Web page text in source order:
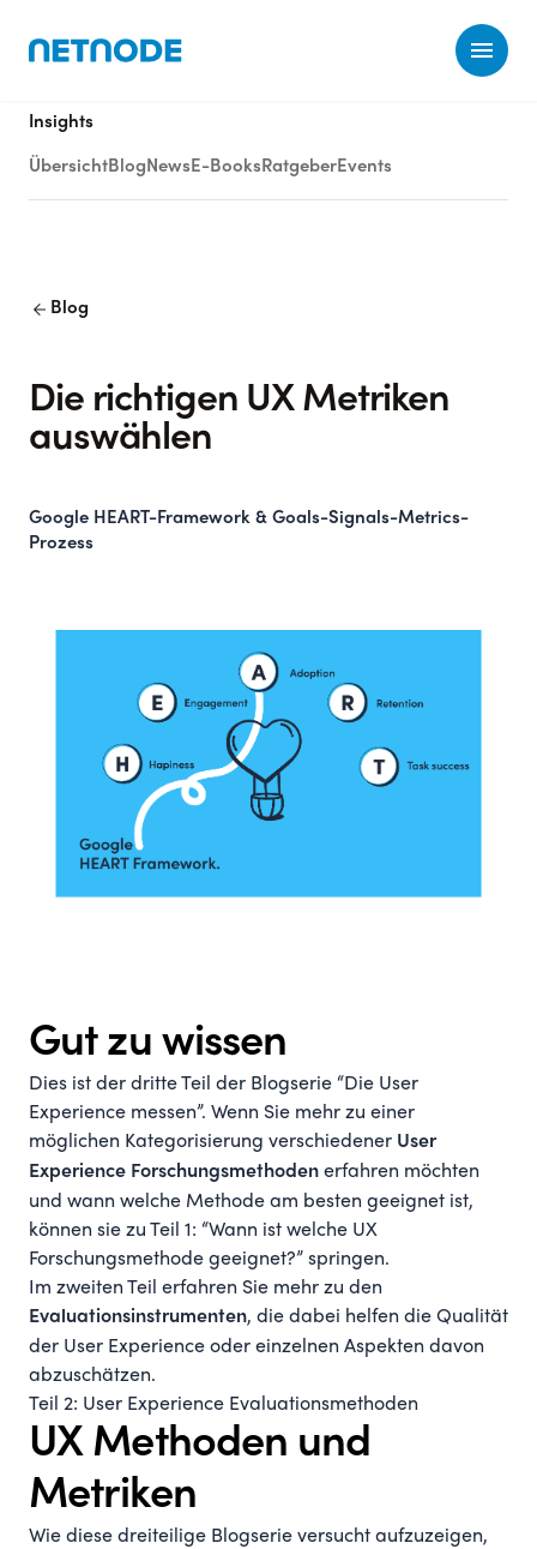
Insights
Übersicht Blog News E-Books Ratgeber Events
arrow_back Blog
Die richtigen UX Metriken
auswählen
Google HEART-Framework & Goals-Signals-Metrics-
Prozess
Gut zu wissen
Dies ist der dritte Teil der Blogserie “Die User
Experience messen”. Wenn Sie mehr zu einer
möglichen Kategorisierung verschiedener User
Experience Forschungsmethoden erfahren möchten
und wann welche Methode am besten geeignet ist,
können sie zu Teil 1: “Wann ist welche UX
Forschungsmethode geeignet?” springen.
Im zweiten Teil erfahren Sie mehr zu den
Evaluationsinstrumenten, die dabei helfen die Qualität
der User Experience oder einzelnen Aspekten davon
abzuschätzen.
Teil 2: User Experience Evaluationsmethoden
UX Methoden und
Metriken
Wie diese dreiteilige Blogserie versucht aufzuzeigen,